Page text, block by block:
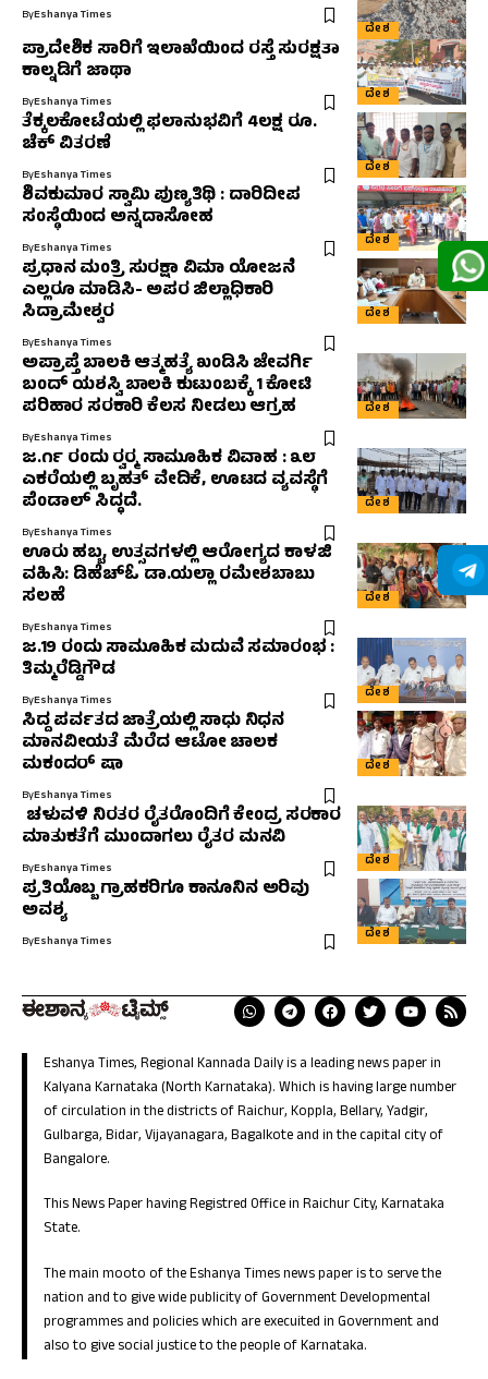
ದೇಶ
ByEshanya Times
ದೇಶ
ಪ್ರಾದೇಶಿಕ ಸಾರಿಗೆ ಇಲಾಖೆಯಿಂದ ರಸ್ತೆ ಸುರಕ್ಷತಾ
ಕಾಲ್ನಡಿಗೆ ಜಾಥಾ
ByEshanya Times
ದೇಶ
ತೆಕ್ಕಲಕೋಟೆಯಲ್ಲಿ ಫಲಾನುಭವಿಗೆ 4ಲಕ್ಷ ರೂ.
ಚೆಕ್ ವಿತರಣೆ
ByEshanya Times
ದೇಶ
ಶಿವಕುಮಾರ ಸ್ವಾಮಿ ಪುಣ್ಯತಿಥಿ : ದಾರಿದೀಪ
ಸಂಸ್ಥೆಯಿಂದ ಅನ್ನದಾಸೋಹ
ByEshanya Times
ದೇಶ
ಪ್ರಧಾನ ಮಂತ್ರಿ ಸುರಕ್ಷಾ ವಿಮಾ ಯೋಜನೆ
ಎಲ್ಲರೂ ಮಾಡಿಸಿ- ಅಪರ ಜಿಲ್ಲಾಧಿಕಾರಿ
ಸಿದ್ರಾಮೇಶ್ವರ
ByEshanya Times
ದೇಶ
ಅಪ್ರಾಪ್ತೆ ಬಾಲಕಿ ಆತ್ಮಹತ್ಯೆ ಖಂಡಿಸಿ ಜೇವರ್ಗಿ
ಬಂದ್ ಯಶಸ್ವಿ ಬಾಲಕಿ ಕುಟುಂಬಕ್ಕೆ 1 ಕೋಟಿ
ಪರಿಹಾರ ಸರಕಾರಿ ಕೆಲಸ ನೀಡಲು ಆಗ್ರಹ
ByEshanya Times
ದೇಶ
ಜ.೧೯ ರಂದು ರ‍್ವರ‍್ಮ ಸಾಮೂಹಿಕ ವಿವಾಹ : ೩೮
ಎಕರೆಯಲ್ಲಿ ಬೃಹತ್ ವೇದಿಕೆ, ಊಟದ ವ್ಯವಸ್ಥೆಗೆ
ಪೆಂಡಾಲ್ ಸಿದ್ಧದೆ.
ByEshanya Times
ದೇಶ
ಊರು ಹಬ್ಬ, ಉತ್ಸವಗಳಲ್ಲಿ ಆರೋಗ್ಯದ ಕಾಳಜಿ
ವಹಿಸಿ: ಡಿಹೆಚ್‌ಓ ಡಾ.ಯಲ್ಲಾ ರಮೇಶಬಾಬು
ಸಲಹೆ
ByEshanya Times
ದೇಶ
ಜ.19 ರಂದು ಸಾಮೂಹಿಕ ಮದುವೆ ಸಮಾರಂಭ :
ತಿಮ್ಮರೆಡ್ಡಿಗೌಡ
ByEshanya Times
ದೇಶ
ಸಿದ್ದ ಪರ್ವತದ ಜಾತ್ರೆಯಲ್ಲಿ ಸಾಧು ನಿಧನ
ಮಾನವೀಯತೆ ಮೆರೆದ ಆಟೋ ಚಾಲಕ
ಮಕಂದರ್ ಷಾ
ByEshanya Times
ದೇಶ
ಚಳುವಳಿ ನಿರತರ ರೈತರೊಂದಿಗೆ ಕೇಂದ್ರ ಸರಕಾರ
ಮಾತುಕತೆಗೆ ಮುಂದಾಗಲು ರೈತರ ಮನವಿ
ByEshanya Times
ದೇಶ
ಪ್ರತಿಯೊಬ್ಬ ಗ್ರಾಹಕರಿಗೂ ಕಾನೂನಿನ ಅರಿವು
ಅವಶ್ಯ
ByEshanya Times
Eshanya Times, Regional Kannada Daily is a leading news paper in
Kalyana Karnataka (North Karnataka). Which is having large number
of circulation in the districts of Raichur, Koppla, Bellary, Yadgir,
Gulbarga, Bidar, Vijayanagara, Bagalkote and in the capital city of
Bangalore.
This News Paper having Registred Office in Raichur City, Karnataka
State.
The main mooto of the Eshanya Times news paper is to serve the
nation and to give wide publicity of Government Developmental
programmes and policies which are execuited in Government and
also to give social justice to the people of Karnataka.